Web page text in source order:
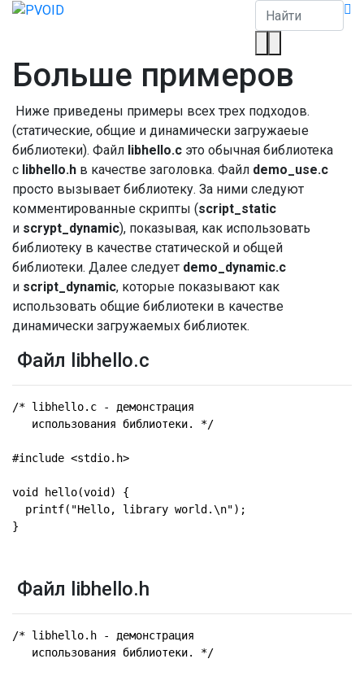
Больше примеров
Ниже приведены примеры всех трех подходов.
(статические, общие и динамически загружаеые
библиотеки). Файл libhello.c это обычная библиотека
с libhello.h в качестве заголовка. Файл demo_use.c
просто вызывает библиотеку. За ними следуют
комментированные скрипты (script_static
и scrypt_dynamic), показывая, как использовать
библиотеку в качестве статической и общей
библиотеки. Далее следует demo_dynamic.c
и script_dynamic, которые показывают как
использовать общие библиотеки в качестве
динамически загружаемых библиотек.
Файл libhello.c
/* libhello.c - демонстрация
   использования библиотеки. */
#include <stdio.h>
void hello(void) {
  printf("Hello, library world.\n");
}
Файл libhello.h
/* libhello.h - демонстрация
   использования библиотеки. */